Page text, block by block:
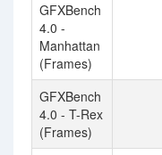
GFXBench
4.0 -
Manhattan
(Frames)
GFXBench
4.0 - T-Rex
(Frames)